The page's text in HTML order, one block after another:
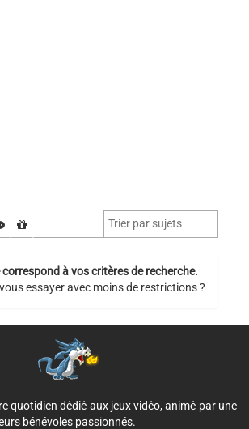
à vos critères de recherche.
essayer avec moins de restrictions ?
quotidien dédié aux jeux vidéo, animé par une
bénévoles passionnés.